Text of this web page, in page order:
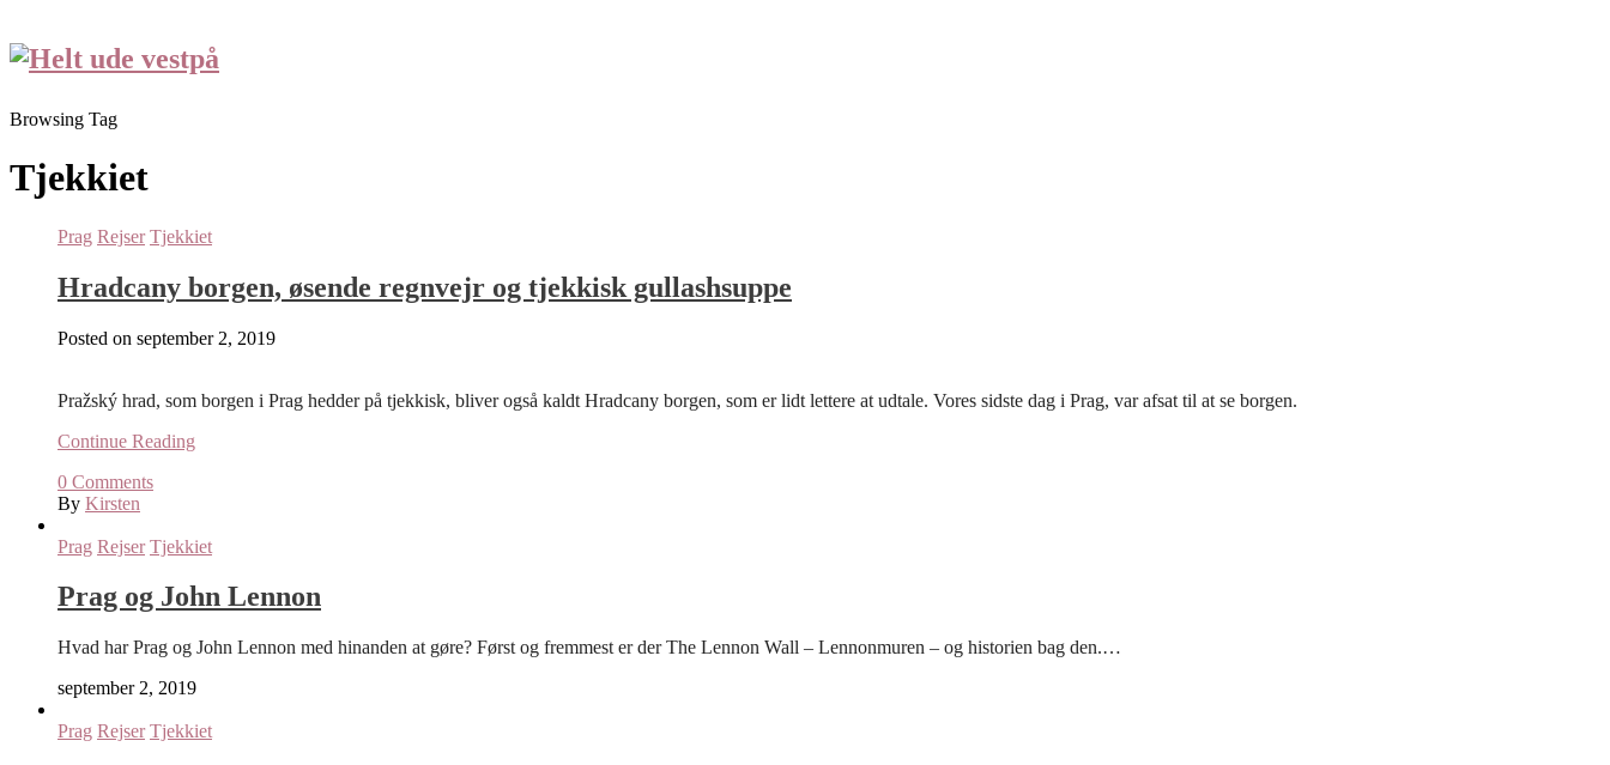
Browsing Tag
Tjekkiet
Prag Rejser Tjekkiet
Hradcany borgen, øsende regnvejr og tjekkisk gullashsuppe
Posted on september 2, 2019
Pražský hrad, som borgen i Prag hedder på tjekkisk, bliver også kaldt Hradcany borgen, som er lidt lettere at udtale. Vores sidste dag i Prag, var afsat til at se borgen.
Continue Reading
0 Comments
By Kirsten
Prag Rejser Tjekkiet
Prag og John Lennon
Hvad har Prag og John Lennon med hinanden at gøre? Først og fremmest er der The Lennon Wall – Lennonmuren – og historien bag den.…
september 2, 2019
Prag Rejser Tjekkiet